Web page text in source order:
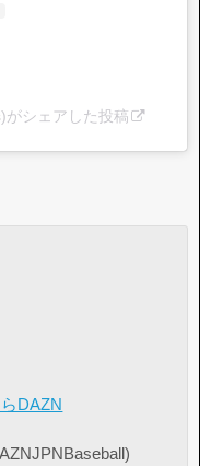
シェアした投稿
DAZN